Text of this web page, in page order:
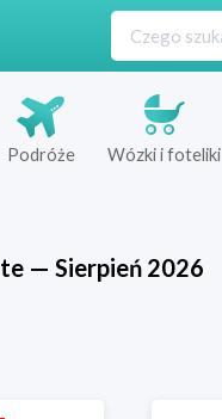
Podróże Wózki i foteliki
— Sierpień 2026